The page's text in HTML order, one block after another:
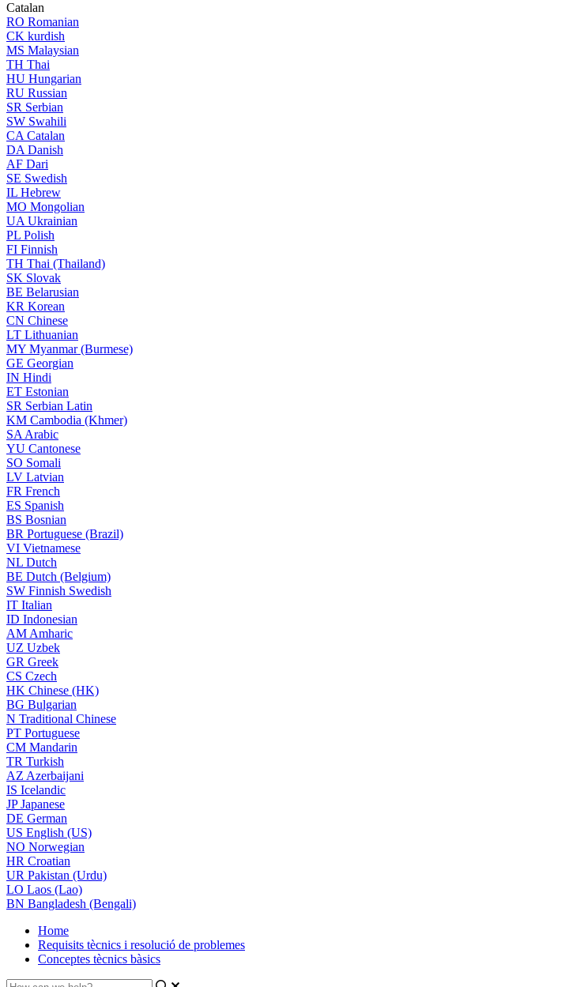
Catalan
RO Romanian
CK kurdish
MS Malaysian
TH Thai
HU Hungarian
RU Russian
SR Serbian
SW Swahili
CA Catalan
DA Danish
AF Dari
SE Swedish
IL Hebrew
MO Mongolian
UA Ukrainian
PL Polish
FI Finnish
TH Thai (Thailand)
SK Slovak
BE Belarusian
KR Korean
CN Chinese
LT Lithuanian
MY Myanmar (Burmese)
GE Georgian
IN Hindi
ET Estonian
SR Serbian Latin
KM Cambodia (Khmer)
SA Arabic
YU Cantonese
SO Somali
LV Latvian
FR French
ES Spanish
BS Bosnian
BR Portuguese (Brazil)
VI Vietnamese
NL Dutch
BE Dutch (Belgium)
SW Finnish Swedish
IT Italian
ID Indonesian
AM Amharic
UZ Uzbek
GR Greek
CS Czech
HK Chinese (HK)
BG Bulgarian
N Traditional Chinese
PT Portuguese
CM Mandarin
TR Turkish
AZ Azerbaijani
IS Icelandic
JPJapanese
DE German
US English (US)
NO Norwegian
HR Croatian
UR Pakistan (Urdu)
LO Laos (Lao)
BN Bangladesh (Bengali)
Home
Requisits tècnics i resolució de problemes
Conceptes tècnics bàsics